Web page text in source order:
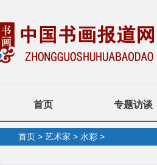
首页 专题访谈
首页 > 艺术家 > 水彩 >